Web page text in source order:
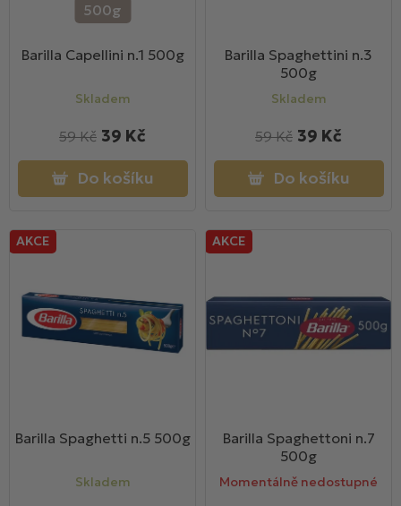
500g
Barilla Capellini n.1 500g
Skladem
39 Kč
59 Kč
Do košíku
Barilla Spaghettini n.3
500g
Skladem
39 Kč
59 Kč
Do košíku
AKCE
Barilla Spaghetti n.5 500g
Skladem
AKCE
Barilla Spaghettoni n.7
500g
Momentálně nedostupné